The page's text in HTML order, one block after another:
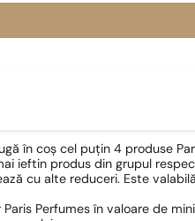
în coș cel puțin 4 produse
ieftin produs din grupul
cu alte reduceri. Este
Perfumes în valoare de